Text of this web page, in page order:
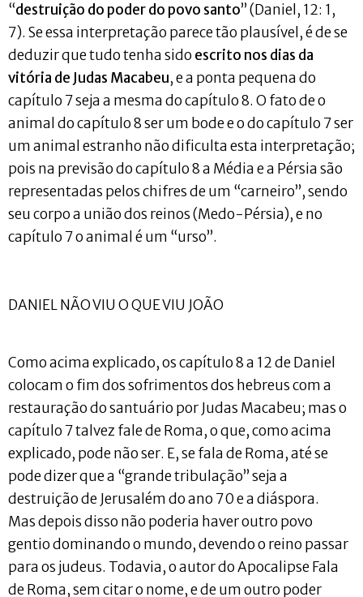
“destruição do poder do povo santo” (Daniel, 12: 1,
7). Se essa interpretação parece tão plausível, é de se
deduzir que tudo tenha sido escrito nos dias da
vitória de Judas Macabeu, e a ponta pequena do
capítulo 7 seja a mesma do capítulo 8. O fato de o
animal do capítulo 8 ser um bode e o do capítulo 7 ser
um animal estranho não dificulta esta interpretação;
pois na previsão do capítulo 8 a Média e a Pérsia são
representadas pelos chifres de um “carneiro”, sendo
seu corpo a união dos reinos (Medo-Pérsia), e no
capítulo 7 o animal é um “urso”.
DANIEL NÃO VIU O QUE VIU JOÃO
Como acima explicado, os capítulo 8 a 12 de Daniel
colocam o fim dos sofrimentos dos hebreus com a
restauração do santuário por Judas Macabeu; mas o
capítulo 7 talvez fale de Roma, o que, como acima
explicado, pode não ser. E, se fala de Roma, até se
pode dizer que a “grande tribulação” seja a
destruição de Jerusalém do ano 70 e a diáspora.
Mas depois disso não poderia haver outro povo
gentio dominando o mundo, devendo o reino passar
para os judeus. Todavia, o autor do Apocalipse Fala
de Roma, sem citar o nome, e de um outro poder